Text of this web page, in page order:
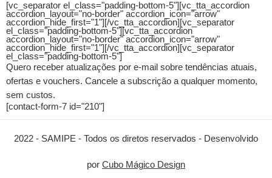
[vc_separator el_class="padding-bottom-5"][vc_tta_accordion
accordion_layout="no-border" accordion_icon="arrow"
accordion_hide_first="1"] [/vc_tta_accordion][vc_separator
el_class="padding-bottom-5"][vc_tta_accordion
accordion_layout="no-border" accordion_icon="arrow"
accordion_hide_first="1"] [/vc_tta_accordion][vc_separator
el_class="padding-bottom-5"]
Quero receber atualizações por e-mail sobre tendências atuais,
ofertas e vouchers. Cancele a subscrição a qualquer momento,
sem custos.
[contact-form-7 id="210"]
2022 - SAMIPE - Todos os diretos reservados - Desenvolvido
por Cubo Mágico Design